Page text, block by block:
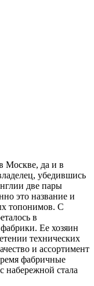
Москве, да и в
убедившись
две пары
это название и
топонимов. С
в
Ее хозяин
технических
и ассортимент
фабричные
набережной стала